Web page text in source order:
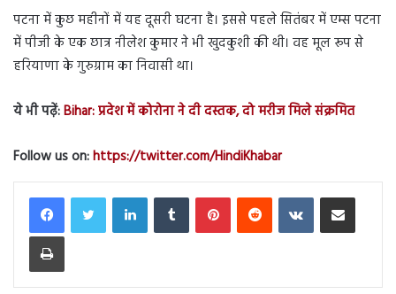
पटना में कुछ महीनों में यह दूसरी घटना है। इससे पहले सितंबर में एम्स पटना
में पीजी के एक छात्र नीलेश कुमार ने भी खुदकुशी की थी। वह मूल रूप से
हरियाणा के गुरुग्राम का निवासी था।
ये भी पढ़ें:Bihar: प्रदेश में कोरोना ने दी दस्तक, दो मरीज मिले संक्रमित
Follow us on:https://twitter.com/HindiKhabar
LinkedInTumblr PinterestReddit VKontakteShare via Email
Print